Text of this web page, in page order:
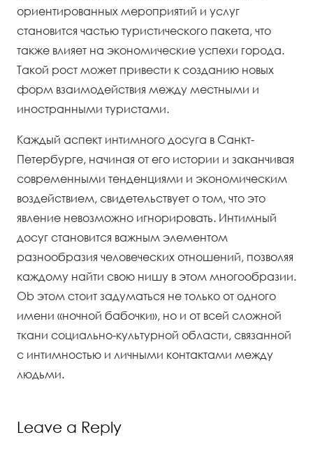
ориентированных мероприятий и услуг
становится частью туристического пакета, что
также влияет на экономические успехи города.
Такой рост может привести к созданию новых
форм взаимодействия между местными и
иностранными туристами.
Каждый аспект интимного досуга в Санкт-
Петербурге, начиная от его истории и заканчивая
современными тенденциями и экономическим
воздействием, свидетельствует о том, что это
явление невозможно игнорировать. Интимный
досуг становится важным элементом
разнообразия человеческих отношений, позволяя
каждому найти свою нишу в этом многообразии.
Ob этом стоит задуматься не только от одного
имени «ночной бабочки», но и от всей сложной
ткани социально-культурной области, связанной
с интимностью и личными контактами между
людьми.
Leave a Reply